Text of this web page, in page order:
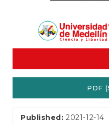
PDF
Published:2021-12-14